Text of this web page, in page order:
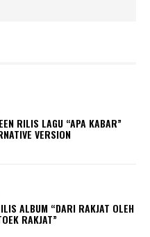
RILIS LAGU “APA KABAR”
VERSION
ALBUM “DARI RAKJAT OLEH
RAKJAT”